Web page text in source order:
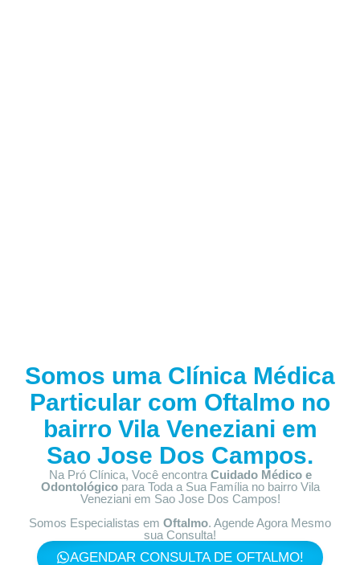
Somos uma Clínica Médica
Particular com Oftalmo no
bairroVila Veneziani em
Sao Jose Dos Campos.
Na Pró Clínica, Você encontra Cuidado Médico e
Odontológicopara Toda a Sua Família no bairro Vila
Veneziani em Sao Jose Dos Campos!
Somos Especialistas em Oftalmo. Agende Agora Mesmo
sua Consulta!
AGENDAR CONSULTA DE OFTALMO!